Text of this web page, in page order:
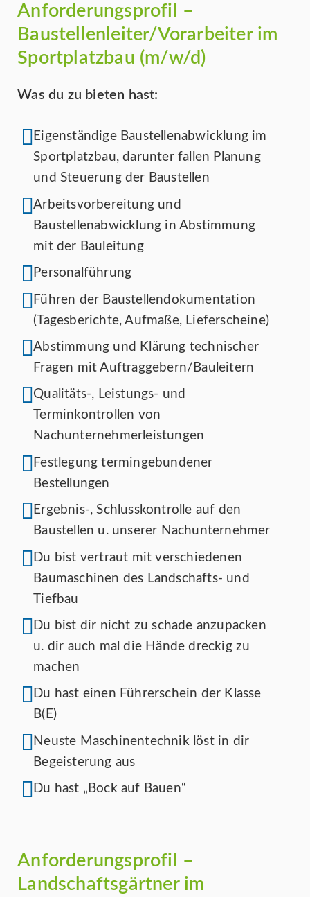
Anforderungsprofil –
Baustellenleiter/Vorarbeiter im
Sportplatzbau (m/w/d)
Was du zu bieten hast:
Eigenständige Baustellenabwicklung im
Sportplatzbau, darunter fallen Planung
und Steuerung der Baustellen
Arbeitsvorbereitung und
Baustellenabwicklung in Abstimmung
mit der Bauleitung
Personalführung
Führen der Baustellendokumentation
(Tagesberichte, Aufmaße, Lieferscheine)
Abstimmung und Klärung technischer
Fragen mit Auftraggebern/Bauleitern
Qualitäts-, Leistungs- und
Terminkontrollen von
Nachunternehmerleistungen
Festlegung termingebundener
Bestellungen
Ergebnis-, Schlusskontrolle auf den
Baustellen u. unserer Nachunternehmer
Du bist vertraut mit verschiedenen
Baumaschinen des Landschafts- und
Tiefbau
Du bist dir nicht zu schade anzupacken
u. dir auch mal die Hände dreckig zu
machen
Du hast einen Führerschein der Klasse
B(E)
Neuste Maschinentechnik löst in dir
Begeisterung aus
Du hast „Bock auf Bauen“
Anforderungsprofil –
Landschaftsgärtner im